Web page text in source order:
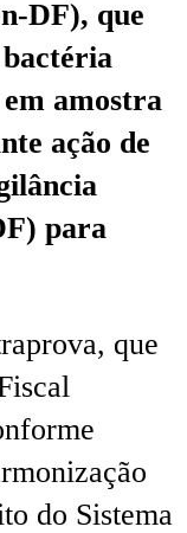
DF), que
em amostra
ação de
para
que
do Sistema